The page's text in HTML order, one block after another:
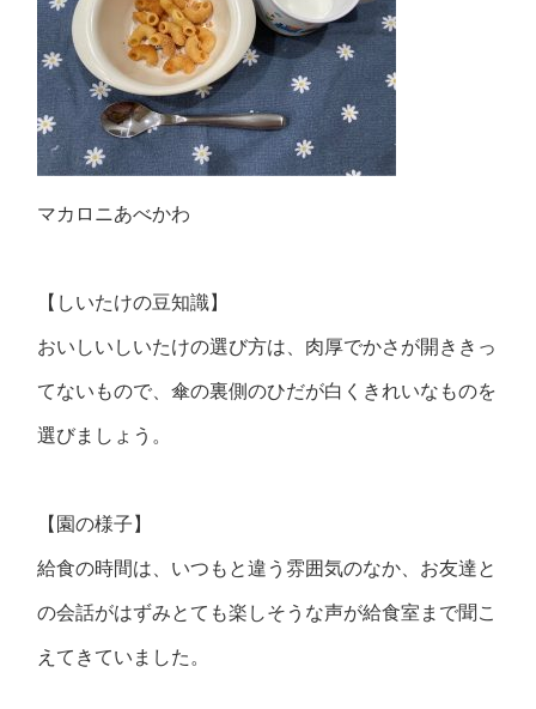
マカロニあべかわ
【しいたけの豆知識】
おいしいしいたけの選び方は、肉厚でかさが開ききっ
てないもので、傘の裏側のひだが白くきれいなものを
選びましょう。
【園の様子】
給食の時間は、いつもと違う雰囲気のなか、お友達と
の会話がはずみとても楽しそうな声が給食室まで聞こ
えてきていました。